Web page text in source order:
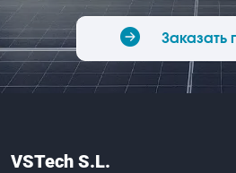
Заказать
VSTech S.L.